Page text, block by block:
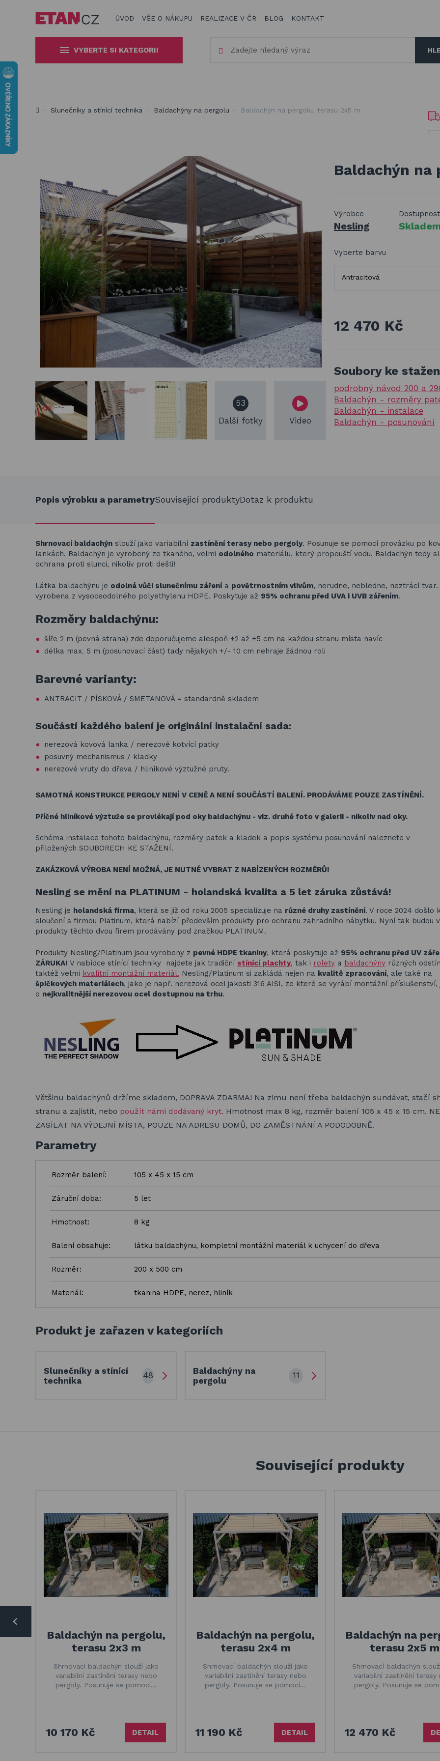
ÚVOD VŠE O NÁKUPU REALIZACE V ČR BLOG KONTAKT
VYBERTE SI KATEGORII
na zahradní nábytek
Houpačky a závěsné systémy
Venkovní hry a hračky pro děti
Slackline
Basketbalové koše
Holandský billiard
(shuffleboard)
Gumové podlahy (dlaždice)
Trampolíny
Výprodej
Jsme experti na zastínění a venkovní zábavu
Slunečníky a stínící technika Baldachýny na pergolu Baldachýn na pergolu, terasu 2x5 m
53
Další fotky
Video
Baldachýn na
Výrobce
Nesling
Dostupnost
Vyberte barvu
Antracitová
12 470 Kč
Soubory ke
podrobný návod 200 a
Baldachýn - rozměry
Baldachýn - instalace
Baldachýn - posunování
Popis výrobku a parametrySouvisející produktyDotaz k produktu
Shrnovací baldachýn slouží jako variabilní zastínění terasy nebo pergoly. Posunuje se pomocí provázku po
lankách. Baldachýn je vyrobený ze tkaného, velmi odolného materiálu, který propouští vodu. Baldachýn tedy
ochrana proti slunci, nikoliv proti dešti!
Látka baldachýnu je odolná vůči slunečnímu záření a povětrnostním vlivům, nerudne, nebledne, neztrácí tvar.
vyrobena z vysoceodolného polyethylenu HDPE. Poskytuje až 95% ochranu před UVA i UVB zářením.
Rozměry baldachýnu:
šíře 2 m (pevná strana) zde doporučujeme alespoň +2 až +5 cm na každou stranu místa navíc
délka max. 5 m (posunovací část) tady nějakých +/- 10 cm nehraje žádnou roli
Barevné varianty:
ANTRACIT / PÍSKOVÁ / SMETANOVÁ = standardně skladem
Součástí každého balení je originální instalační sada:
nerezová kovová lanka / nerezové kotvící patky
posuvný mechanismus / kladky
nerezové vruty do dřeva / hliníkové výztužné pruty.
SAMOTNÁ KONSTRUKCE PERGOLY NENÍ V CENĚ A NENÍ SOUČÁSTÍ BALENÍ. PRODÁVÁME POUZE ZASTÍNĚNÍ.
Příčné hliníkové výztuže se provlékají pod oky baldachýnu - viz. druhé foto v galerii - nikoliv nad oky.
Schéma instalace tohoto baldachýnu, rozměry patek a kladek a popis systému posunování naleznete v
přiložených SOUBORECH KE STAŽENÍ.
ZAKÁZKOVÁ VÝROBA NENÍ MOŽNÁ, JE NUTNÉ VYBRAT Z NABÍZENÝCH ROZMĚRŮ!
Nesling se mění na PLATINUM - holandská kvalita a 5 let záruka zůstává!
Nesling je holandská firma, která se již od roku 2005 specializuje na různé druhy zastínění. V roce 2024 došlo
sloučení s firmou Platinum, která nabízí především produkty pro ochranu zahradního nábytku. Nyní tak budou
produkty těchto dvou firem prodávány pod značkou PLATINUM.
Produkty Nesling/Platinum jsou vyrobeny z pevné HDPE tkaniny, která poskytuje až 95% ochranu před UV
ZÁRUKA! V nabídce stínící techniky najdete jak tradiční stínící plachty, tak i rolety a baldachýny různých
taktéž velmi kvalitní montážní materiál. Nesling/Platinum si zakládá nejen na kvalitě zpracování, ale také na
špičkových materiálech, jako je např. nerezová ocel jakosti 316 AISI, ze které se vyrábí montážní příslušenství,
o nejkvalitnější nerezovou ocel dostupnou na trhu.
Většinu baldachýnů držíme skladem, DOPRAVA ZDARMA! Na zimu není třeba baldachýn sundávat, stačí
stranu a zajistit, nebo použít námi dodávaný kryt. Hmotnost max 8 kg, rozměr balení 105 x 45 x 15 cm.
ZASÍLAT NA VÝDEJNÍ MÍSTA, POUZE NA ADRESU DOMŮ, DO ZAMĚSTNÁNÍ A PODODOBNĚ.
Parametry
Rozměr balení: 105 x 45 x 15 cm
Záruční doba: 5 let
Hmotnost: 8 kg
Balení obsahuje: látku baldachýnu, kompletní montážní materiál k uchycení do dřeva
Rozměr: 200 x 500 cm
Materiál: tkanina HDPE, nerez, hliník
Produkt je zařazen v kategoriích
Slunečníky a stínící
technika
48
Baldachýny na
pergolu
11
Související produkty
Baldachýn na pergolu,
terasu 2x3 m
Shrnovací baldachýn slouží jako
variabilní zastínění terasy nebo
pergoly. Posunuje se pomocí…
10 170 Kč DETAIL
Baldachýn na pergolu,
terasu 2x4 m
Shrnovací baldachýn slouží jako
variabilní zastínění terasy nebo
pergoly. Posunuje se pomocí…
11 190 Kč DETAIL
Baldachýn na
terasu 2x5 m
Shrnovací baldachýn
variabilní zastínění terasy
pergoly. Posunuje se
12 470 Kč